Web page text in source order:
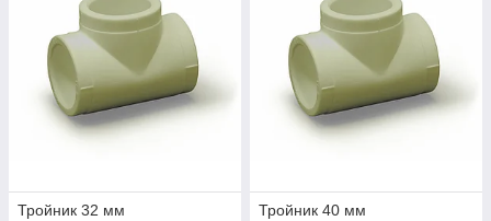
Тройник 32 мм
Тройник 40 мм